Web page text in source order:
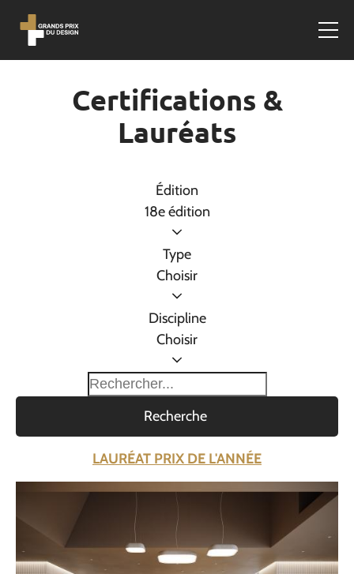
Certifications &
Lauréats
Édition
18e édition
Type
Choisir
Discipline
Choisir
Recherche
LAURÉAT PRIX DE L'ANNÉE